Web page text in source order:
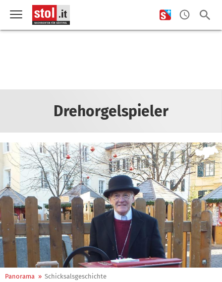
Drehorgelspieler
Panorama » Schicksalsgeschichte